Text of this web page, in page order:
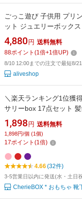
ごっこ遊び 子供用 プリ
ット ジュエリーボック
リー 収納ボックス 高級
ント セット アクセサリ
ピン ヘアゴム お祝い 子
リー 髪飾り
4,880 円 送料無料
88ポイント (1倍+1倍UP)
8/10 12:00までの注文で最短8/
aliveshop
＼楽天ランキング1位獲
サリーbox 17点セット
アピン ベビー用 赤ちゃ
スマス 出産祝い おすす
ト プレゼント 女の子 園
1,898 円 送料無料
1,898円/個 (1個)
17ポイント (1倍)
4.66(32件)
3-5営業日以内に発送(水・土日
CherieBOX * おもちゃ 靴